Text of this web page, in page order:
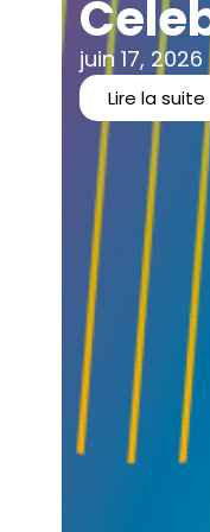
juin 17, 2026
Lire la suite